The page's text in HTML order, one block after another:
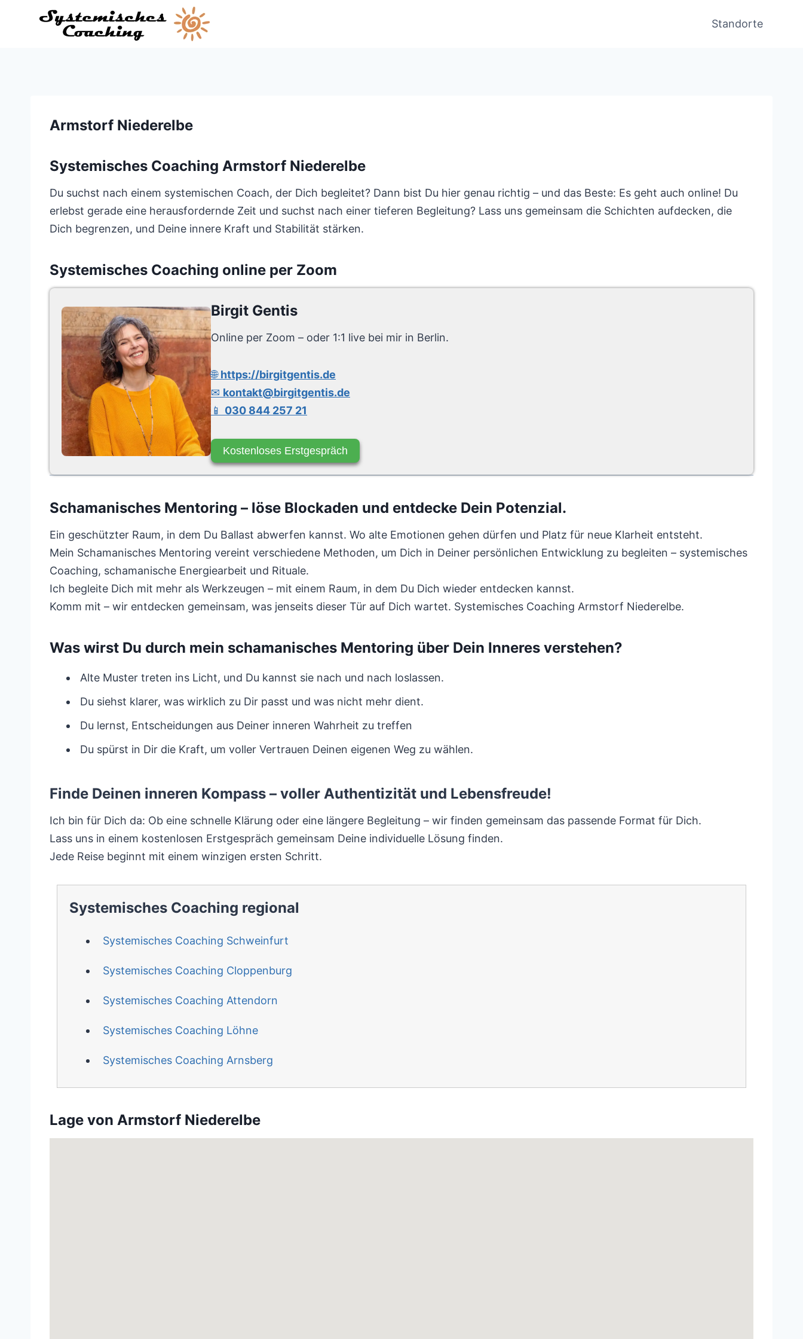
Standorte
Armstorf Niederelbe
Systemisches Coaching Armstorf Niederelbe
Du suchst nach einem systemischen Coach, der Dich begleitet? Dann bist Du hier genau richtig – und das Beste: Es geht auch online! Du
erlebst gerade eine herausfordernde Zeit und suchst nach einer tieferen Begleitung? Lass uns gemeinsam die Schichten aufdecken, die
Dich begrenzen, und Deine innere Kraft und Stabilität stärken.
Systemisches Coaching online per Zoom
Birgit Gentis
Online per Zoom – oder 1:1 live bei mir in Berlin.
🌐https://birgitgentis.de
✉ kontakt@birgitgentis.de
📱 030 844 257 21
Kostenloses Erstgespräch
Schamanisches Mentoring – löse Blockaden und entdecke Dein Potenzial.
Ein geschützter Raum, in dem Du Ballast abwerfen kannst. Wo alte Emotionen gehen dürfen und Platz für neue Klarheit entsteht.
Mein Schamanisches Mentoring vereint verschiedene Methoden, um Dich in Deiner persönlichen Entwicklung zu begleiten – systemisches
Coaching, schamanische Energiearbeit und Rituale.
Ich begleite Dich mit mehr als Werkzeugen – mit einem Raum, in dem Du Dich wieder entdecken kannst.
Komm mit – wir entdecken gemeinsam, was jenseits dieser Tür auf Dich wartet. Systemisches Coaching Armstorf Niederelbe.
Was wirst Du durch mein schamanisches Mentoring über Dein Inneres verstehen?
Alte Muster treten ins Licht, und Du kannst sie nach und nach loslassen.
Du siehst klarer, was wirklich zu Dir passt und was nicht mehr dient.
Du lernst, Entscheidungen aus Deiner inneren Wahrheit zu treffen
Du spürst in Dir die Kraft, um voller Vertrauen Deinen eigenen Weg zu wählen.
Finde Deinen inneren Kompass – voller Authentizität und Lebensfreude!
Ich bin für Dich da: Ob eine schnelle Klärung oder eine längere Begleitung – wir finden gemeinsam das passende Format für Dich.
Lass uns in einem kostenlosen Erstgespräch gemeinsam Deine individuelle Lösung finden.
Jede Reise beginnt mit einem winzigen ersten Schritt.
Systemisches Coaching regional
Systemisches Coaching Schweinfurt
Systemisches Coaching Cloppenburg
Systemisches Coaching Attendorn
Systemisches Coaching Löhne
Systemisches Coaching Arnsberg
Lage von Armstorf Niederelbe